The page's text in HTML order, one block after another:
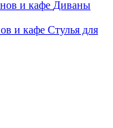
Диваны
Стулья для